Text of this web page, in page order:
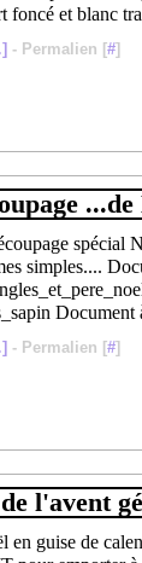
foncé et blanc
] - Permalien [#]
...de
spécial
simples....
Document
] - Permalien [#]
l'avent
en guise de